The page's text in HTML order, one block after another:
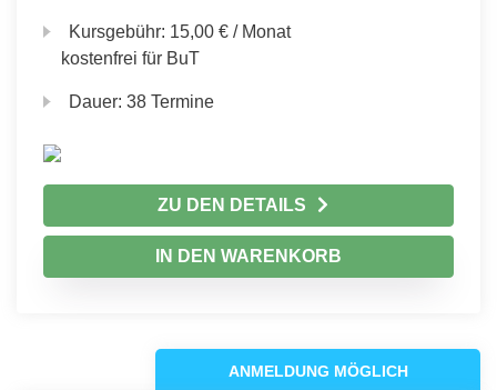
Kursgebühr: 15,00 € / Monat
kostenfrei für BuT
Dauer:38 Termine
ZU DEN DETAILS
IN DEN WARENKORB
ANMELDUNG MÖGLICH